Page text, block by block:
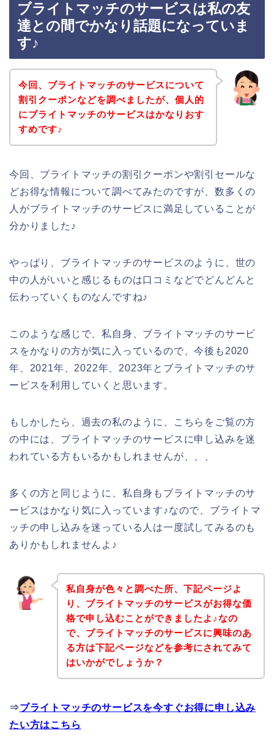
ブライトマッチのサービスは私の友
達との間でかなり話題になっていま
す♪
今回、ブライトマッチのサービスについて
割引クーポンなどを調べましたが、個人的
にブライトマッチのサービスはかなりおす
すめです♪
今回、ブライトマッチの割引クーポンや割引セールな
どお得な情報について調べてみたのですが、数多くの
人がブライトマッチのサービスに満足していることが
分かりました♪
やっぱり、ブライトマッチのサービスのように、世の
中の人がいいと感じるものは口コミなどでどんどんと
伝わっていくものなんですね♪
このような感じで、私自身、ブライトマッチのサービ
スをかなりの方が気に入っているので、今後も2020
年、2021年、2022年、2023年とブライトマッチのサ
ービスを利用していくと思います。
もしかしたら、過去の私のように、こちらをご覧の方
の中には、ブライトマッチのサービスに申し込みを迷
われている方もいるかもしれませんが、、、
多くの方と同じように、私自身もブライトマッチのサ
ービスはかなり気に入っています♪なので、ブライトマ
ッチの申し込みを迷っている人は一度試してみるのも
ありかもしれませんよ♪
私自身が色々と調べた所、下記ページよ
り、ブライトマッチのサービスがお得な価
格で申し込むことができましたよ♪なの
で、ブライトマッチのサービスに興味のあ
る方は下記ページなどを参考にされてみて
はいかがでしょうか？
⇒ブライトマッチのサービスを今すぐお得に申し込み
たい方はこちら